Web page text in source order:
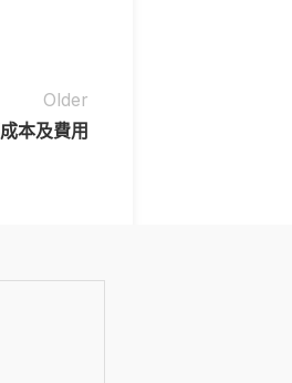
Older
本及費用